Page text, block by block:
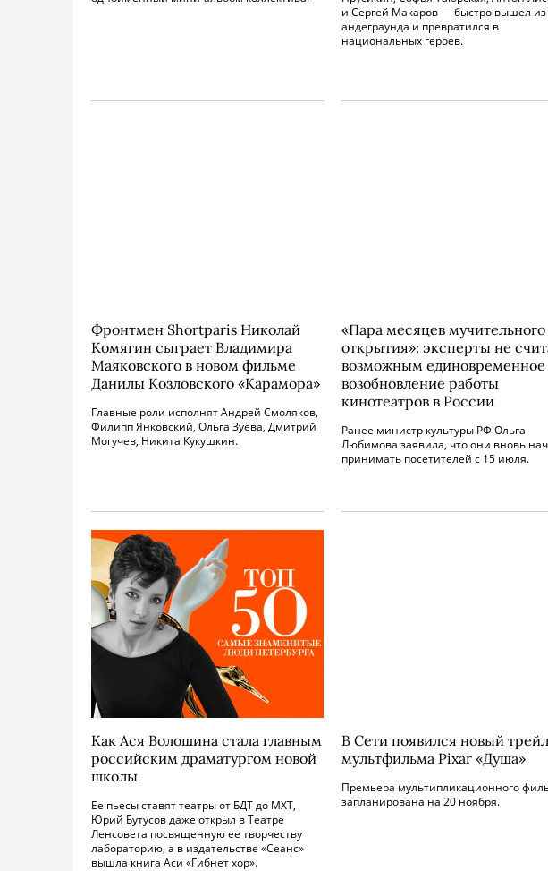
и Сергей Макаров — быстро вышел из
андеграунда и превратился в
национальных героев.
Фронтмен Shortparis Николай
Комягин сыграет Владимира
Маяковского в новом фильме
Данилы Козловского «Карамора»
Главные роли исполнят Андрей Смоляков,
Филипп Янковский, Ольга Зуева, Дмитрий
Могучев, Никита Кукушкин.
«Пара месяцев мучительного
открытия»: эксперты не
возможным единовременное
возобновление работы
кинотеатров в России
Ранее министр культуры РФ Ольга
Любимова заявила, что они вновь
принимать посетителей с 15 июля.
Как Ася Волошина стала главным
российским драматургом новой
школы
Ее пьесы ставят театры от БДТ до МХТ,
Юрий Бутусов даже открыл в Театре
Ленсовета посвященную ее творчеству
лабораторию, а в издательстве «Сеанс»
вышла книга Аси «Гибнет хор».
В Сети появился новый
мультфильма Pixar «Душа»
Премьера мультипликационного
запланирована на 20 ноября.